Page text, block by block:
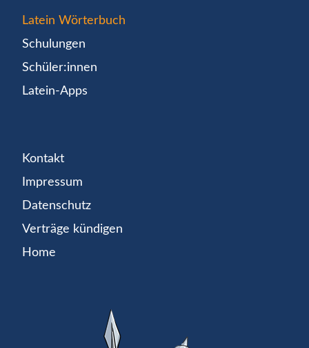
Latein Wörterbuch
Schulungen
Schüler:innen
Latein-Apps
Kontakt
Impressum
Datenschutz
Verträge kündigen
Home